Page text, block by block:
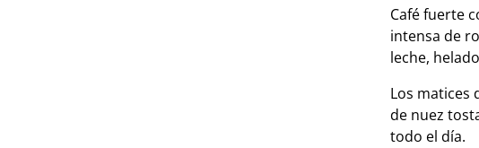
Café fuerte
intensa de
leche,
Los matices
de nuez
todo el día.